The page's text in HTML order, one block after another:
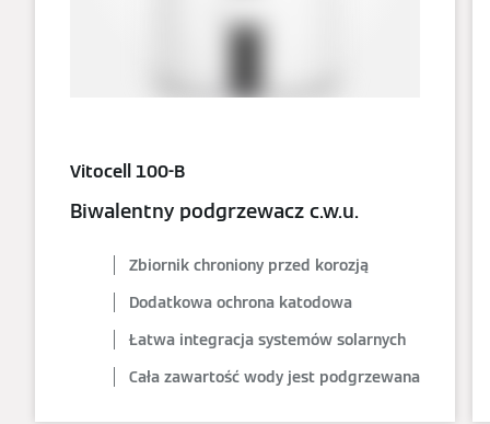
Vitocell 100-B
Biwalentny podgrzewacz c.w.u.
Zbiornik chroniony przed korozją
Dodatkowa ochrona katodowa
Łatwa integracja systemów solarnych
Cała zawartość wody jest podgrzewana